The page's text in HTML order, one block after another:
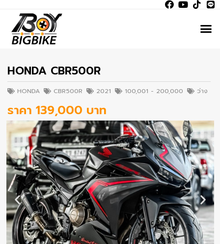
HONDA CBR500R
HONDA CBR500R 2021 100,001 - 200,000 ว่าง
ราคา 139,000 บาท